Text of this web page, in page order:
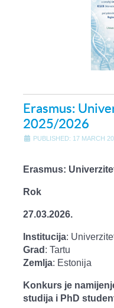
Erasmus:
2025/2026
PUBLISHED: 17 MARCH
Erasmus:
Rok
27.03.2026.
Institucija:
Grad : Tartu
Zemlja: Estonija
Konkurs je
studija i PhD